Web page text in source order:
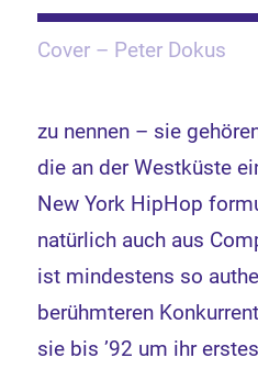
Cover – Peter Dokus
zu nennen – sie
die an der Westküste
New York HipHop
natürlich auch aus
ist mindestens so
berühmteren
sie bis ’92 um ihr